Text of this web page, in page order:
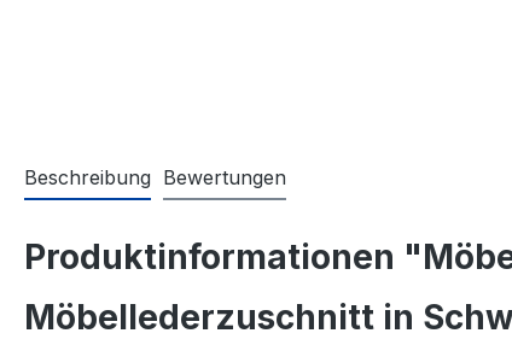
Beschreibung Bewertungen
Produktinformationen
Möbellederzuschnitt in